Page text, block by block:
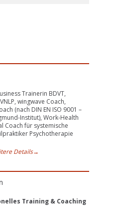
Trainerin BDVT,
wingwave Coach,
(nach DIN EN ISO 9001 –
Institut), Work-Health
Coach für systemische
Psychotherapie
Details→
Training & Coaching